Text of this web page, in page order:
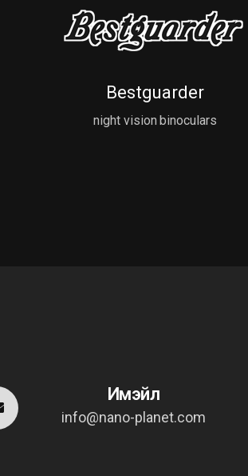
Bestguarder
night vision binoculars
Имэйл
info@nano-planet.com